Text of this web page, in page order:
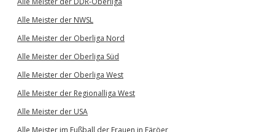
Alle Meister der NWSL
Alle Meister der Oberliga Nord
Alle Meister der Oberliga Süd
Alle Meister der Oberliga West
Alle Meister der Regionalliga West
Alle Meister der USA
Alle Meister im Fußball der Frauen in Färöer